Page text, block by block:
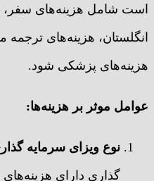
است شامل هزینه‌های سفر،
انگلستان، هزینه‌های
هزینه‌های پزشکی شود.
عوامل موثر بر هزینه‌ها:
نوع ویزای سرمایه
گذاری دارای